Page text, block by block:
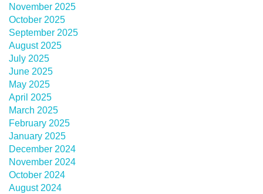
November 2025
October 2025
September 2025
August 2025
July 2025
June 2025
May 2025
April 2025
March 2025
February 2025
January 2025
December 2024
November 2024
October 2024
August 2024